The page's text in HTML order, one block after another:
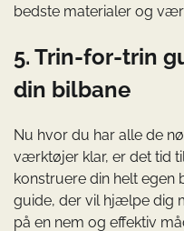
bedste materialer og
5. Trin-for-trin
din bilbane
Nu hvor du har alle de
værktøjer klar, er det tid
konstruere din helt egen
guide, der vil hjælpe dig
på en nem og effektiv